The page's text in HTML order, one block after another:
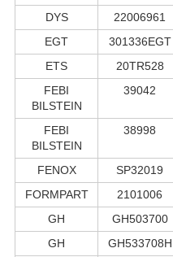
DYS 22006961
EGT
301336EGT
ETS
20TR528
FEBI
BILSTEIN
39042
FEBI
BILSTEIN
38998
FENOX SP32019
FORMPART
2101006
GH
GH503700
GH
GH533708H